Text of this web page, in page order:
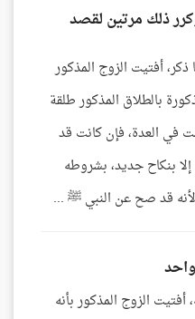
ذلك مرتين لقصد
أفتيت الزوج المذكور
بالطلاق المذكور طلقة
في العدة، فإن كانت قد
بنكاح جديد، بشروطه
لأنه قد صح عن النبي ﷺ ...
الزوج المذكور بأنه